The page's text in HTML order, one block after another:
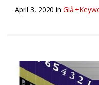
April 3, 2020 in